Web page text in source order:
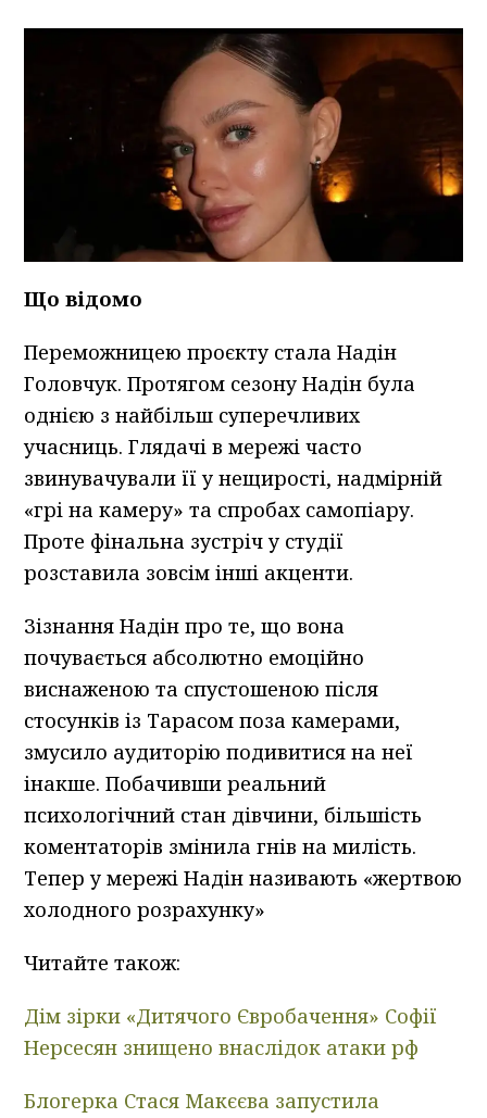
Що відомо
Переможницею проєкту стала Надін
Головчук. Протягом сезону Надін була
однією з найбільш суперечливих
учасниць. Глядачі в мережі часто
звинувачували її у нещирості, надмірній
«грі на камеру» та спробах самопіару.
Проте фінальна зустріч у студії
розставила зовсім інші акценти.
Зізнання Надін про те, що вона
почувається абсолютно емоційно
виснаженою та спустошеною після
стосунків із Тарасом поза камерами,
змусило аудиторію подивитися на неї
інакше. Побачивши реальний
психологічний стан дівчини, більшість
коментаторів змінила гнів на милість.
Тепер у мережі Надін називають «жертвою
холодного розрахунку»
Читайте також:
Дім зірки «Дитячого Євробачення» Софії
Нерсесян знищено внаслідок атаки рф
Блогерка Стася Макєєва запустила